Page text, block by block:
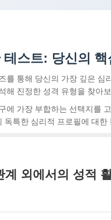
테스트: 당신의
를 통해 당신의 가장 깊은
해 진정한 성격 유형을 찾아
에 가장 부합하는 선택지를
특한 심리적 프로필에 대한
계 외에서의 성적